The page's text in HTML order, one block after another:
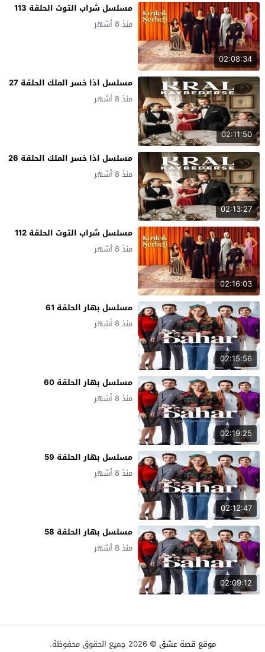
02:08:34
مسلسل شراب التوت الحلقة 113
منذ 8 أشهر
02:11:50
مسلسل اذا خسر الملك الحلقة 27
منذ 8 أشهر
02:13:27
مسلسل اذا خسر الملك الحلقة 26
منذ 8 أشهر
02:16:03
مسلسل شراب التوت الحلقة 112
منذ 8 أشهر
02:15:56
مسلسل بهار الحلقة 61
منذ 8 أشهر
02:19:25
مسلسل بهار الحلقة 60
منذ 8 أشهر
02:12:47
مسلسل بهار الحلقة 59
منذ 8 أشهر
02:09:12
مسلسل بهار الحلقة 58
منذ 8 أشهر
موقع قصة عشق © 2026 جميع الحقوق محفوظة.